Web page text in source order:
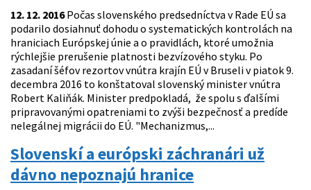
12. 12. 2016Počas slovenského predsedníctva v Rade EÚ sa
podarilo dosiahnuť dohodu o systematických kontrolách na
hraniciach Európskej únie a o pravidlách, ktoré umožnia
rýchlejšie prerušenie platnosti bezvízového styku. Po
zasadaní šéfov rezortov vnútra krajín EÚ v Bruseli v piatok 9.
decembra 2016 to konštatoval slovenský minister vnútra
Robert Kaliňák. Minister predpokladá, že spolu s ďalšími
pripravovanými opatreniami to zvýši bezpečnosť a predíde
nelegálnej migrácii do EÚ. "Mechanizmus,...
Slovenskí a európski záchranári už
dávno nepoznajú hranice